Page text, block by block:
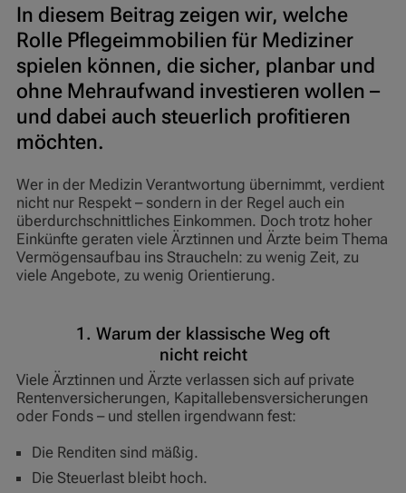
In diesem Beitrag zeigen wir, welche
Rolle Pflegeimmobilien für Mediziner
spielen können, die sicher, planbar und
ohne Mehraufwand investieren wollen –
und dabei auch steuerlich profitieren
möchten.
Wer in der Medizin Verantwortung übernimmt, verdient
nicht nur Respekt – sondern in der Regel auch ein
überdurchschnittliches Einkommen. Doch trotz hoher
Einkünfte geraten viele Ärztinnen und Ärzte beim Thema
Vermögensaufbau ins Straucheln: zu wenig Zeit, zu
viele Angebote, zu wenig Orientierung.
1. Warum der klassische Weg oft
nicht reicht
Viele Ärztinnen und Ärzte verlassen sich auf private
Rentenversicherungen, Kapitallebensversicherungen
oder Fonds – und stellen irgendwann fest:
Die Renditen sind mäßig.
Die Steuerlast bleibt hoch.